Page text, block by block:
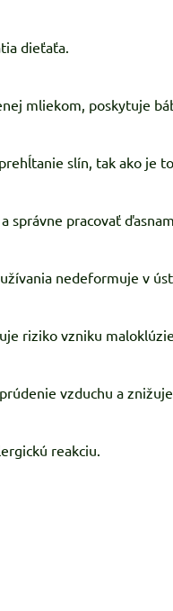
dieťaťa.
mliekom, poskytuje
slín, tak ako je
správne pracovať
nedeformuje v
riziko vzniku
vzduchu a
reakciu.